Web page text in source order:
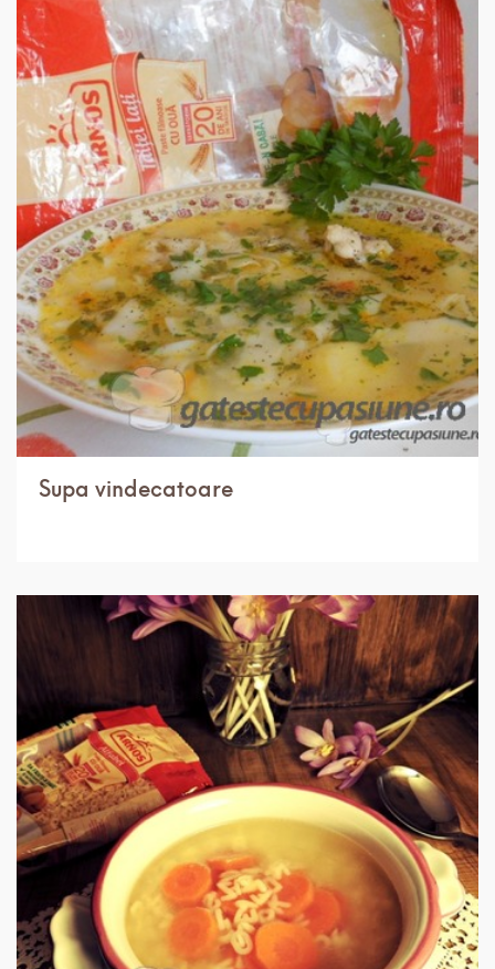
IN 1 ORA. USOR 8 PORTII
Supa vindecatoare
IN 3 ORE. MEDIU 12 PORTII